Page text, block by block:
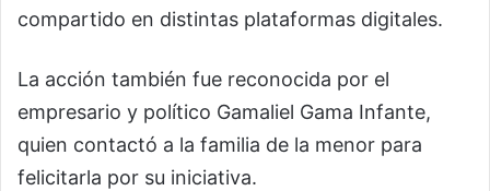
compartido en distintas plataformas digitales.
La acción también fue reconocida por el
empresario y político Gamaliel Gama Infante,
quien contactó a la familia de la menor para
felicitarla por su iniciativa.